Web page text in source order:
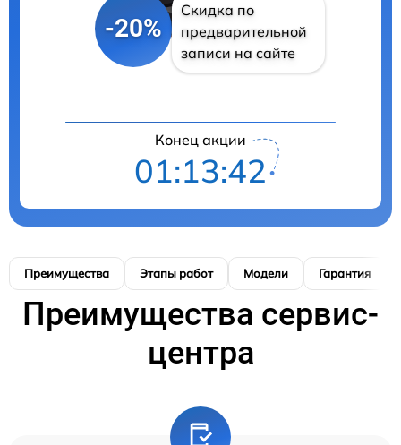
-20%
Скидка по
предварительной
записи на сайте
Конец акции
01:13:41
Преимущества Этапы работ Модели Гарантия
Преимущества сервис-
центра